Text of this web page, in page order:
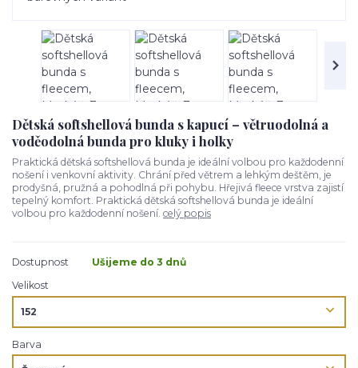
Dětská softshellová bunda s kapucí – větruodolná a
voděodolná bunda pro kluky i holky
Praktická dětská softshellová bunda je ideální volbou pro každodenní
nošení i venkovní aktivity. Chrání před větrem a lehkým deštěm, je
prodyšná, pružná a pohodlná při pohybu. Hřejivá fleece vrstva zajistí
tepelný komfort. Praktická dětská softshellová bunda je ideální
volbou pro každodenní nošení. celý popis
Dostupnost
Ušijeme do 3 dnů
Velikost
Barva